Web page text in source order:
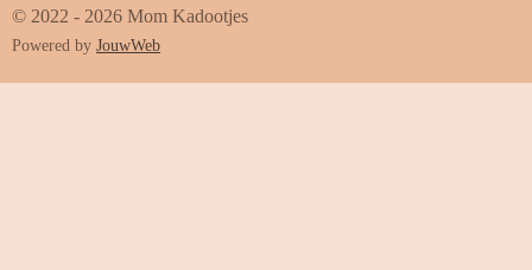
© 2022 - 2026 Mom Kadootjes
Powered by JouwWeb